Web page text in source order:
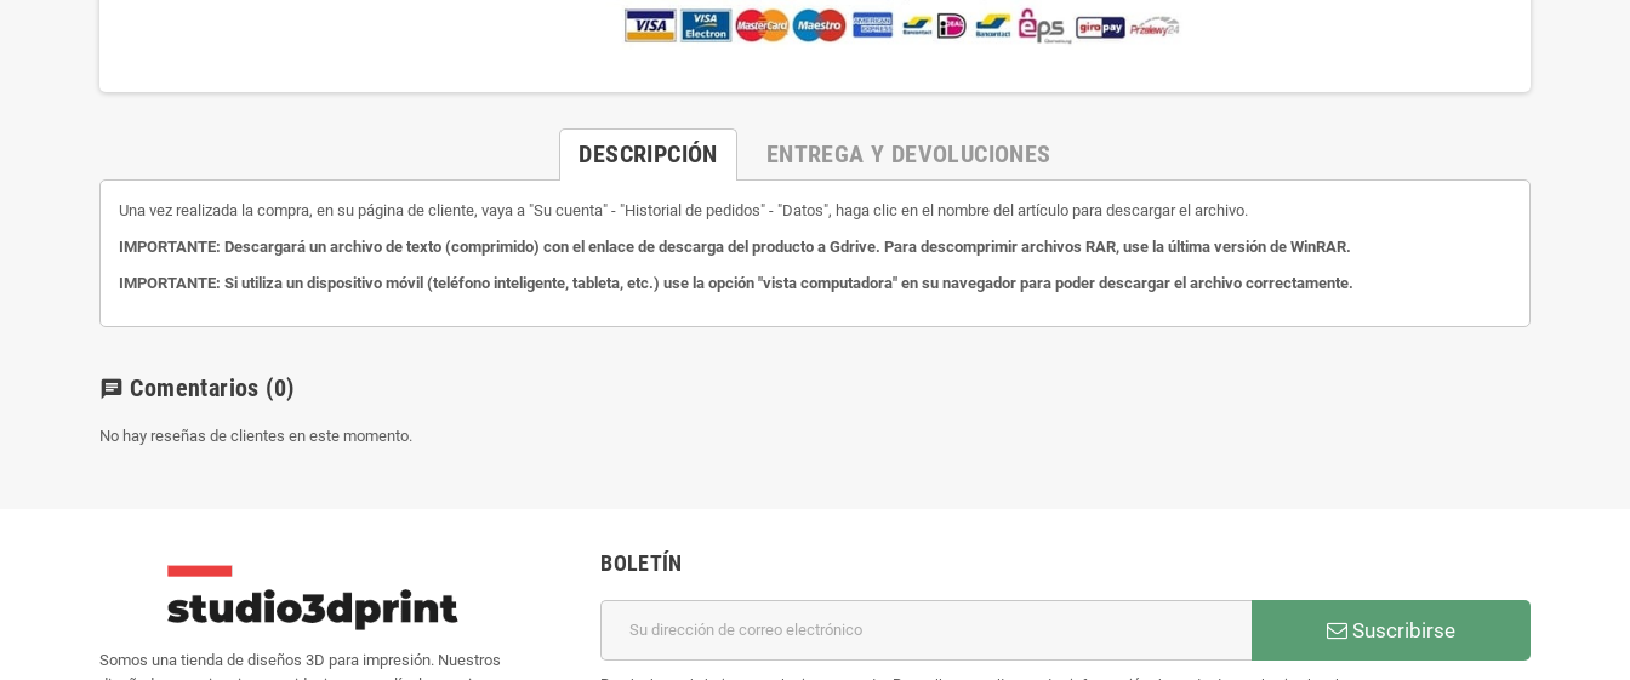
DESCRIPCIÓN ENTREGA Y DEVOLUCIONES
Una vez realizada la compra, en su página de cliente, vaya a "Su cuenta" - "Historial de pedidos" - "Datos", haga clic en el nombre del artículo para descargar el archivo.
IMPORTANTE: Descargará un archivo de texto (comprimido) con el enlace de descarga del producto a Gdrive. Para descomprimir archivos RAR, use la última versión de WinRAR.
IMPORTANTE: Si utiliza un dispositivo móvil (teléfono inteligente, tableta, etc.) use la opción "vista computadora" en su navegador para poder descargar el archivo correctamente.
chat Comentarios (0)
No hay reseñas de clientes en este momento.
Somos una tienda de diseños 3D para impresión. Nuestros
BOLETÍN
Suscribirse